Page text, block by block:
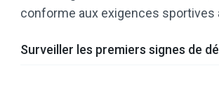
conforme aux exigences sportives
Surveiller les premiers signes de